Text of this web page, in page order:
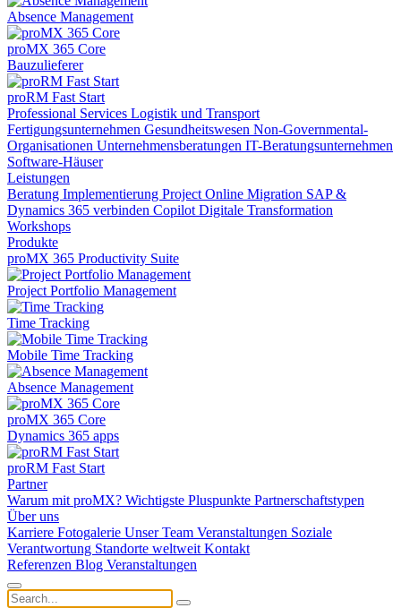
Absence Management
proMX 365 Core
Bauzulieferer
proRM Fast Start
Professional Services Logistik und Transport
Fertigungsunternehmen Gesundheitswesen Non-Governmental-
Organisationen Unternehmensberatungen IT-Beratungsunternehmen
Software-Häuser
Leistungen
Beratung Implementierung Project Online Migration SAP &
Dynamics 365 verbinden Copilot Digitale Transformation
Workshops
Produkte
proMX 365 Productivity Suite
Project Portfolio Management
Time Tracking
Mobile Time Tracking
Absence Management
proMX 365 Core
Dynamics 365 apps
proRM Fast Start
Partner
Warum mit proMX? Wichtigste Pluspunkte Partnerschaftstypen
Über uns
Karriere Fotogalerie Unser Team Veranstaltungen Soziale
Verantwortung Standorte weltweit Kontakt
Referenzen Blog Veranstaltungen